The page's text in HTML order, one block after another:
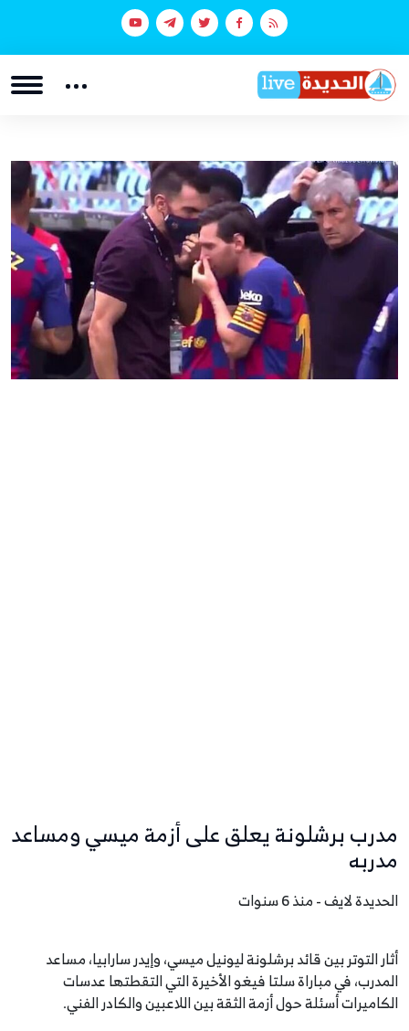
مدرب برشلونة يعلق على أزمة ميسي ومساعد
مدربه
الحديدة لايف - منذ 6 سنوات
أثار التوتر بين قائد برشلونة ليونيل ميسي، وإيدر سارابيا، مساعد
المدرب، في مباراة سلتا فيغو الأخيرة التي التقطتها عدسات
الكاميرات أسئلة حول أزمة الثقة بين اللاعبين والكادر الفني.